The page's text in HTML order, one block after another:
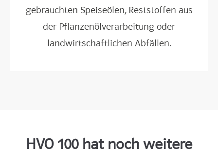
gebrauchten Speiseölen, Reststoffen aus
der Pflanzenölverarbeitung oder
landwirtschaftlichen Abfällen.
HVO 100 hat noch weitere